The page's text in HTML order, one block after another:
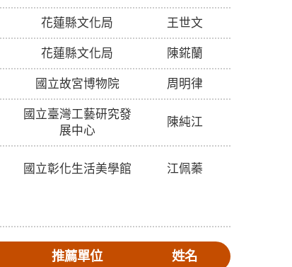
花蓮縣文化局 王世文
花蓮縣文化局 陳錵蘭
國立故宮博物院 周明律
國立臺灣工藝研究發
展中心
陳純江
國立彰化生活美學館 江佩蓁
推薦單位 姓名